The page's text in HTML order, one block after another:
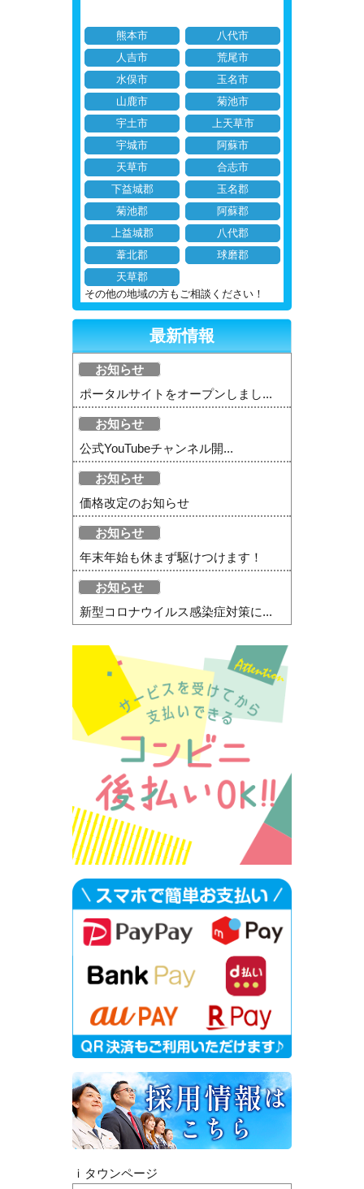
熊本市
八代市
人吉市
荒尾市
水俣市
玉名市
山鹿市
菊池市
宇土市
上天草市
宇城市
阿蘇市
天草市
合志市
下益城郡
玉名郡
菊池郡
阿蘇郡
上益城郡
八代郡
葦北郡
球磨郡
天草郡
その他の地域の方もご相談ください！
最新情報
お知らせ
ポータルサイトをオープンしまし...
お知らせ
公式YouTubeチャンネル開...
お知らせ
価格改定のお知らせ
お知らせ
年末年始も休まず駆けつけます！
お知らせ
新型コロナウイルス感染症対策に...
ｉタウンページ